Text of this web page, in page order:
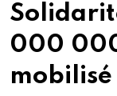
000